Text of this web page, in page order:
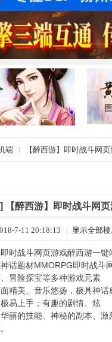
端
›
【醉西游】即时战斗网
【醉西游】即时战斗网
7-11 20:18:13 | 显示全部
即时战斗网页游戏醉西游一
话题材MMORPG即时战斗
冒险探宝等多种游戏元素
精美、音乐悠扬，极具神
易上手；有趣的剧情、炫
丽的技能、神秘的副本、